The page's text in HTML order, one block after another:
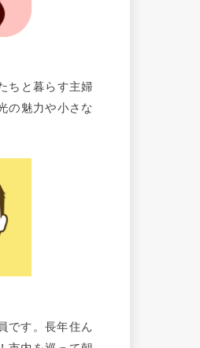
ちと暮らす主婦
の魅力や小さな
です。長年住ん